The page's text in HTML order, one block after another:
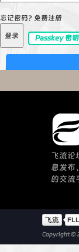
忘记密码? 免费注册
登录 Passkey 密
飞流论
息发布
的交流
Copyright ©